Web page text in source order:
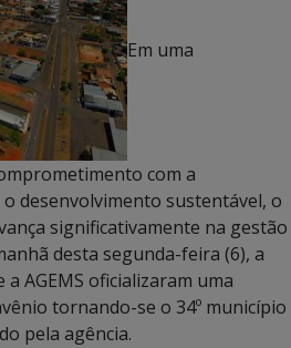
Em uma
com a
desenvolvimento sustentável, o
significativamente na gestão
desta segunda-feira (6), a
AGEMS oficializaram uma
tornando-se o 34º município
pela agência.